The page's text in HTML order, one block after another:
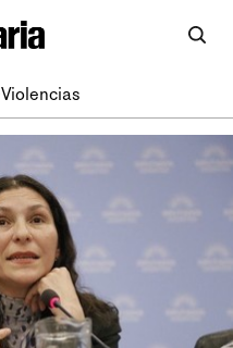
Violencias